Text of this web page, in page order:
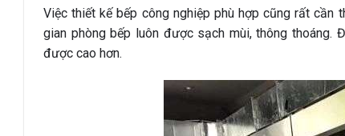
Việc thiết kế bếp công nghiệp phù hợp cũng rất cần
gian phòng bếp luôn được sạch mùi, thông
được cao hơn.